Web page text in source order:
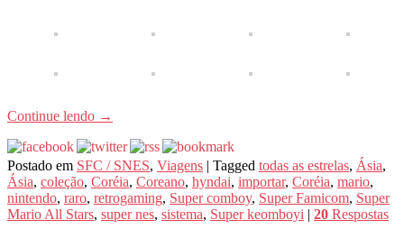
Continue lendo →
Postado em SFC / SNES, Viagens | Tagged todas as estrelas, Ásia,
Ásia, coleção, Coréia, Coreano, hyndai, importar, Coréia, mario,
nintendo, raro, retrogaming, Super comboy, Super Famicom, Super
Mario All Stars, super nes, sistema, Super keomboyi | 20 Respostas